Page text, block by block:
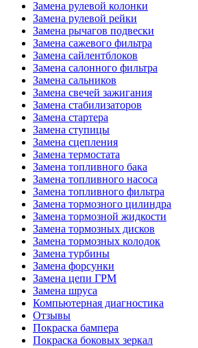
Замена рулевой колонки
Замена рулевой рейки
Замена рычагов подвески
Замена сажевого фильтра
Замена сайлентблоков
Замена салонного фильтра
Замена сальников
Замена свечей зажигания
Замена стабилизаторов
Замена стартера
Замена ступицы
Замена сцепления
Замена термостата
Замена топливного бака
Замена топливного насоса
Замена топливного фильтра
Замена тормозного цилиндра
Замена тормозной жидкости
Замена тормозных дисков
Замена тормозных колодок
Замена турбины
Замена форсунки
Замена цепи ГРМ
Замена шруса
Компьютерная диагностика
Отзывы
Покраска бампера
Покраска боковых зеркал